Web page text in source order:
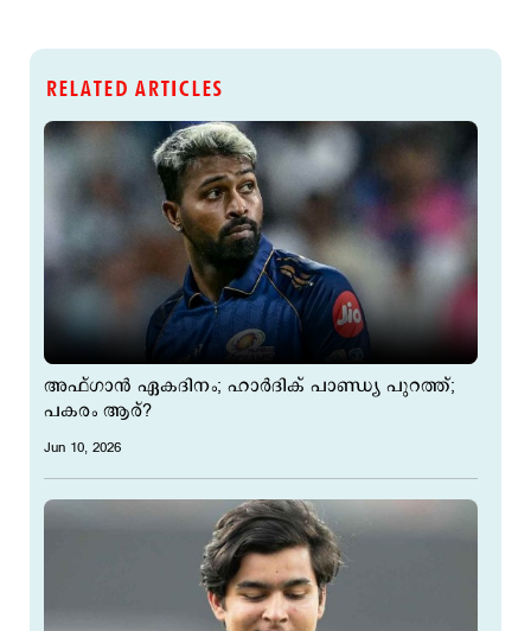
RELATED ARTICLES
അഫ്ഗാന്‍ ഏകദിനം; ഹാർദിക് പാണ്ഡ്യ പുറത്ത്;
പകരം ആര്?
Jun 10, 2026